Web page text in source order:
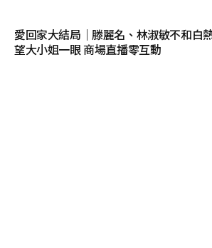
愛回家大結局｜滕麗名、林淑敏不和白
望大小姐一眼 商場直播零互動